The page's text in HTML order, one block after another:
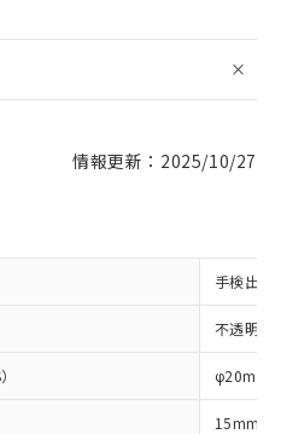
情報更新：2025/10/27
手検出用
不透明体
φ20mm
15mm